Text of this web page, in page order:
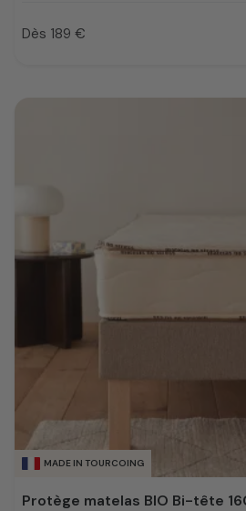
Prix
Dès 189 €
MADE IN TOURCOING
Protège matelas BIO Bi-tête